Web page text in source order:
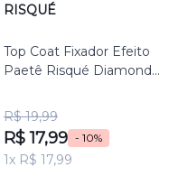
RISQUÉ
Top Coat Fixador Efeito
Paetê Risqué Diamond
R$ 19,99
R$ 17,99 - 10%
1x R$ 17,99